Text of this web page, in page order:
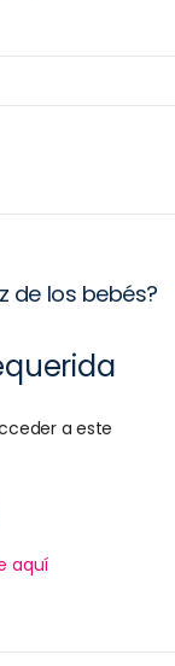
de los bebés?
a este
aquí